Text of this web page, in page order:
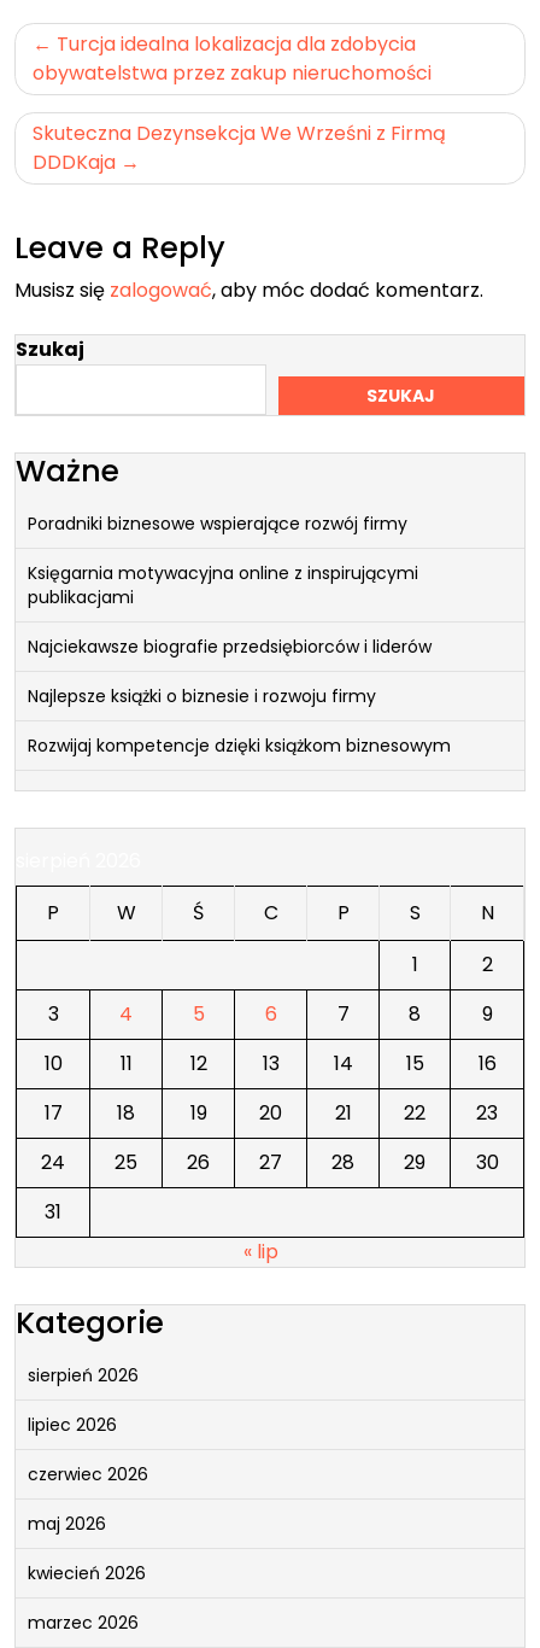
Nawigacja
wpisu
Turcja idealna lokalizacja dla zdobycia
obywatelstwa przez zakup nieruchomości
Skuteczna Dezynsekcja We Wrześni z Firmą
DDDKaja
Leave a Reply
Musisz się zalogować, aby móc dodać komentarz.
Szukaj
SZUKAJ
Ważne
Poradniki biznesowe wspierające rozwój firmy
Księgarnia motywacyjna online z inspirującymi
publikacjami
Najciekawsze biografie przedsiębiorców i liderów
Najlepsze książki o biznesie i rozwoju firmy
Rozwijaj kompetencje dzięki książkom biznesowym
P
W Ś C P S
N
1
2
3
4 5 6 7 8
9
10
11 12 13 14 15
16
17
18 19 20 21 22
23
24
25 26 27 28 29
30
31
« lip
Kategorie
sierpień 2026
lipiec 2026
czerwiec 2026
maj 2026
kwiecień 2026
marzec 2026